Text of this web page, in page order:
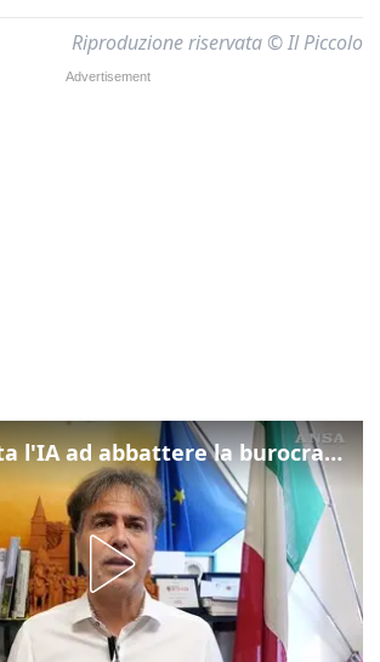
Riproduzione riservata © Il Piccolo
La fibra aiuta l'IA ad abbattere la burocrazia, progetto pilota in Veneto